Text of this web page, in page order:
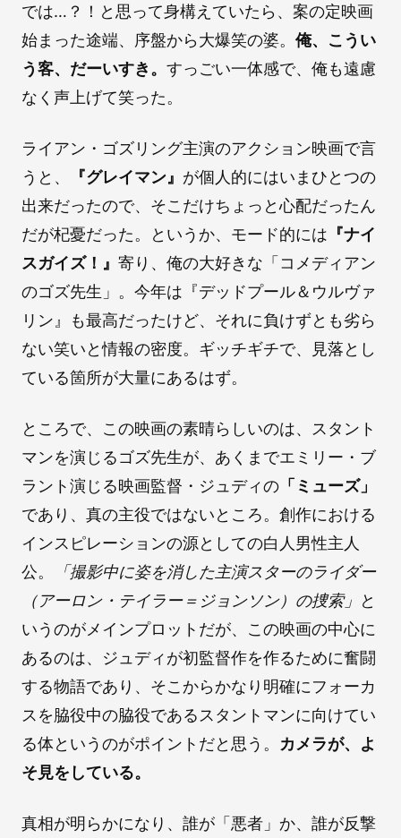
では…？！と思って身構えていたら、案の定映画
始まった途端、序盤から大爆笑の婆。 俺、こうい
う客、だーいすき。 すっごい一体感で、俺も遠慮
なく声上げて笑った。
ライアン・ゴズリング主演のアクション映画で言
うと、
『グレイマン』 が個人的にはいまひとつの
出来だったので、そこだけちょっと心配だったん
だが杞憂だった。というか、モード的には 『ナイ
スガイズ！』 寄り、俺の大好きな「コメディアン
のゴズ先生」。今年は『デッドプール＆ウルヴァ
リン』も最高だったけど、それに負けずとも劣ら
ない笑いと情報の密度。ギッチギチで、見落とし
ている箇所が大量にあるはず。
ところで、この映画の素晴らしいのは、スタント
マンを演じるゴズ先生が、あくまでエミリー・ブ
ラント演じる映画監督・ジュディの 「ミューズ」
であり、真の主役ではないところ。創作における
インスピレーションの源としての白人男性主人
公。
「撮影中に姿を消した主演スターのライダー
（アーロン・テイラー＝ジョンソン）の捜索」 と
いうのがメインプロットだが、この映画の中心に
あるのは、ジュディが初監督作を作るために奮闘
する物語であり、そこからかなり明確にフォーカ
スを脇役中の脇役であるスタントマンに向けてい
る体というのがポイントだと思う。 カメラが、よ
そ見をしている。
真相が明らかになり、誰が「悪者」か、誰が反撃